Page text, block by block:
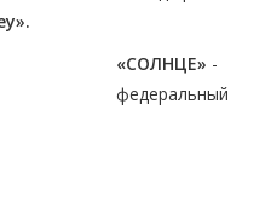
«СОЛНЦЕ» -
федеральный